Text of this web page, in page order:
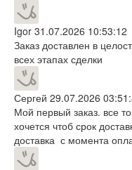
Igor 31.07.2026 10:53:12
Заказ доставлен в
всех этапах сделки
Сергей 29.07.2026
Мой первый заказ. все
хочется чтоб срок
доставка с момента